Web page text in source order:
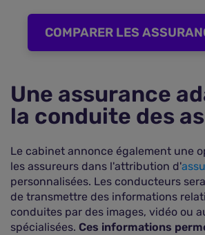
COMPARER LES
Une assurance
la conduite des
Le cabinet annonce également une
les assureurs dans l'attribution d'
personnalisées. Les conducteurs
de transmettre des informations
conduites par des images, vidéo ou
spécialisées. Ces informations